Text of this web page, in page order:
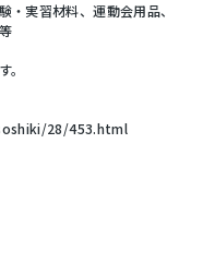
実習材料、運動会用品、
28/453.html